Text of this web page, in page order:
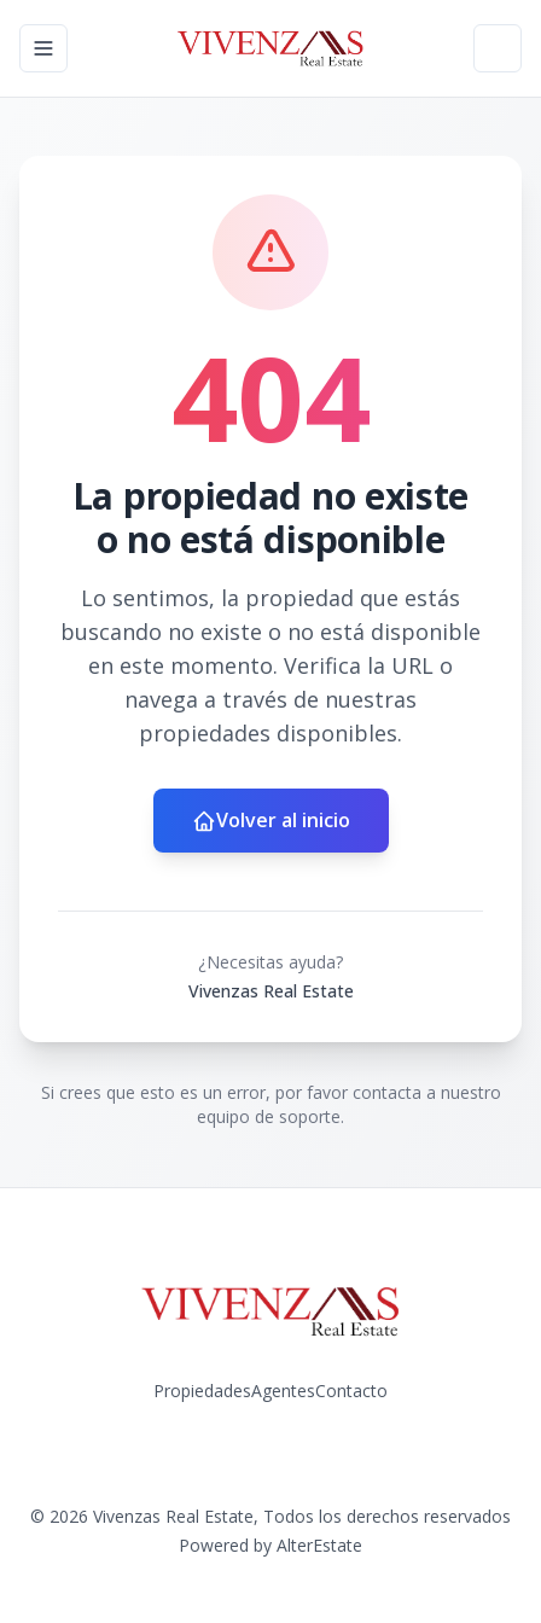
Toggle navigation menu
404
La propiedad no existe
o no está disponible
Lo sentimos, la propiedad que estás
buscando no existe o no está disponible
en este momento. Verifica la URL o
navega a través de nuestras
propiedades disponibles.
Volver al inicio
¿Necesitas ayuda?
Vivenzas Real Estate
Si crees que esto es un error, por favor contacta a nuestro
equipo de soporte.
PropiedadesAgentesContacto
© 2026 Vivenzas Real Estate, Todos los derechos reservados
Powered by AlterEstate